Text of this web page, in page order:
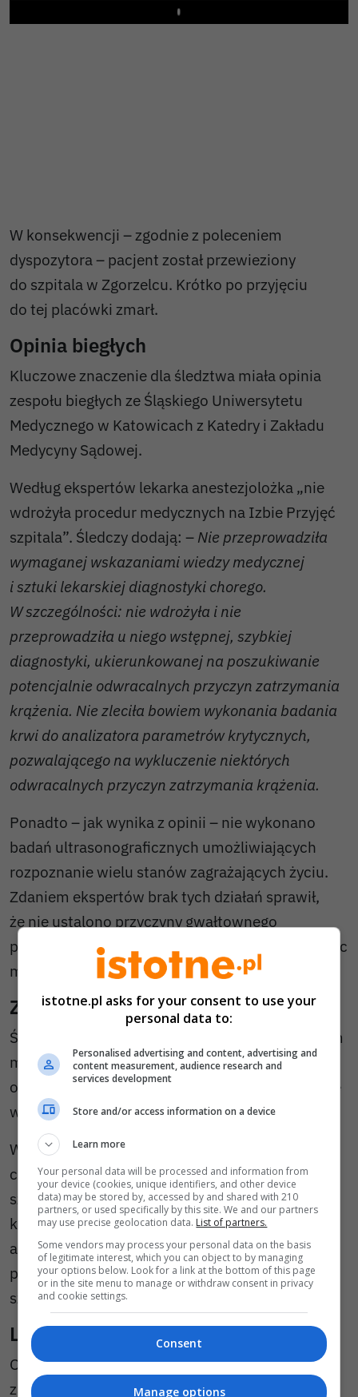
Play
W konsekwencji – zgodnie z poleceniem
dyspozytora – pacjent został przewieziony
do szpitala w Zgorzelcu. Krótko po przyjęciu
do tej placówki zmarł.
Opinia biegłych
Kluczowe znaczenie dla śledztwa miała opinia
zespołu biegłych ze Śląskiego Uniwersytetu
Medycznego w Katowicach z Katedry i Zakładu
Medycyny Sądowej.
Według ekspertów lekarka anestezjolożka „nie
wdrożyła procedur medycznych na Izbie Przyjęć
szpitala”. Śledczy dodają: – Nie przeprowadziła
wymaganej wskazaniami wiedzy medycznej
i sztuki lekarskiej diagnostyki chorego.
W szczególności: nie wdrożyła i nie
przeprowadziła u niego wstępnej, szybkiej
diagnostyki, ukierunkowanej na poszukiwanie
potencjalnie odwracalnych przyczyn zatrzymania
krążenia. Nie zleciła bowiem wykonania badania
krwi do analizatora parametrów krytycznych,
pozwalającego na wykluczenie niektórych
odwracalnych przyczyn zatrzymania krążenia.
Ponadto – jak wynika z opinii – nie wykonano
badań ultrasonograficznych umożliwiających
rozpoznanie wielu stanów zagrażających życiu.
Zdaniem ekspertów brak tych działań sprawił,
że nie ustalono przyczyny gwałtownego
pogorszenia stanu zdrowia pacjenta, ograniczając
możliwość podjęcia odpowiedniego leczenia.
Zarzuty prokuratury
Śledczy zarzucają lekarce, że kierując się brakiem
miejsca na oddziale intensywnej terapii,
odmówiła przyjęcia pacjenta, który znajdował się
w trakcie zatrzymania krążenia.
Według aktu oskarżenia nie zabezpieczono
chorego do czasu znalezienia miejsca w innym
szpitalu ani nie przeprowadzono wymaganej
konsultacji z lekarzem specjalistą
anestezjologiem przed decyzją o przekazaniu
pacjenta do oddalonego o około 24 kilometry
szpitala w Zgorzelcu.
Lekarka nie przyznaje się do winy
Oskarżona nie przyznała się do popełnienia
zarzucanego jej czynu i złożyła wyjaśnienia.
istotne.pl asks for your consent to use your
personal data to:
Personalised advertising and content, advertising and
content measurement, audience research and
services development
Store and/or access information on a device
Learn more
Your personal data will be processed and information from
your device (cookies, unique identifiers, and other device
data) may be stored by, accessed by and shared with 210
partners, or used specifically by this site. We and our partners
may use precise geolocation data. List of partners.
Some vendors may process your personal data on the basis
of legitimate interest, which you can object to by managing
your options below. Look for a link at the bottom of this page
or in the site menu to manage or withdraw consent in privacy
and cookie settings.
Consent
Manage options